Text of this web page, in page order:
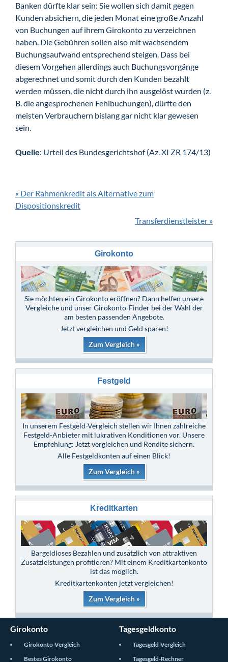
Banken dürfte klar sein: Sie wollen sich damit gegen
Kunden absichern, die jeden Monat eine große Anzahl
von Buchungen auf ihrem Girokonto zu verzeichnen
haben. Die Gebühren sollen also mit wachsendem
Buchungsaufwand entsprechend steigen. Dass bei
diesem Vorgehen allerdings auch Buchungsvorgänge
abgerechnet und somit durch den Kunden bezahlt
werden müssen, die nicht durch ihn ausgelöst wurden (z.
B. die angesprochenen Fehlbuchungen), dürfte den
meisten Verbrauchern bislang gar nicht klar gewesen
sein.
Quelle: Urteil des Bundesgerichtshof (Az. XI ZR 174/13)
« Der Rahmenkredit als Alternative zum
Dispositionskredit
Transferdienstleister »
Girokonto
Sie möchten ein Girokonto eröffnen? Dann helfen unsere
Vergleiche und unser Girokonto-Finder bei der Wahl der
am besten passenden Angebote.
Jetzt vergleichen und Geld sparen!
Zum Vergleich »
Festgeld
In unserem Festgeld-Vergleich stellen wir Ihnen zahlreiche
Festgeld-Anbieter mit lukrativen Konditionen vor. Unsere
Empfehlung: Jetzt vergleichen und Rendite sichern.
Alle Festgeldkonten auf einen Blick!
Zum Vergleich »
Kreditkarten
Bargeldloses Bezahlen und zusätzlich von attraktiven
Zusatzleistungen profitieren? Mit einem Kreditkartenkonto
ist das möglich.
Kreditkartenkonten jetzt vergleichen!
Zum Vergleich »
Girokonto
Girokonto-Vergleich
Bestes Girokonto
Tagesgeldkonto
Tagesgeld-Vergleich
Tagesgeld-Rechner